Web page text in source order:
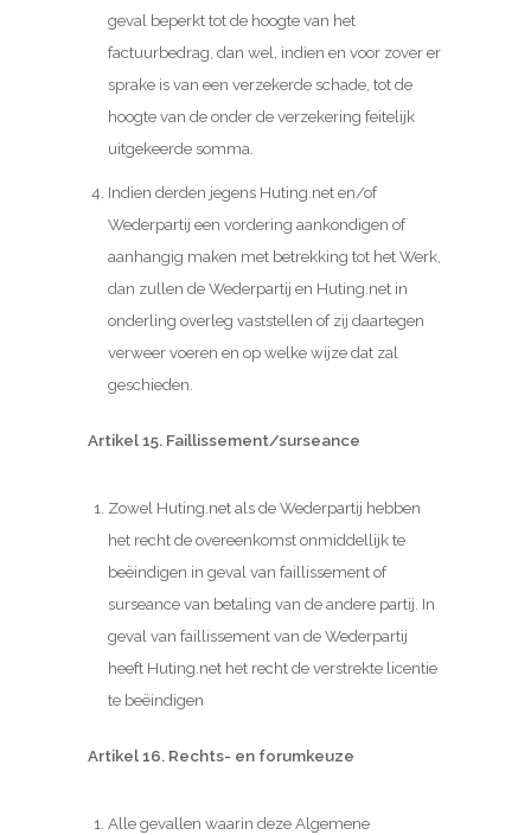
geval beperkt tot de hoogte van het
factuurbedrag, dan wel, indien en voor zover er
sprake is van een verzekerde schade, tot de
hoogte van de onder de verzekering feitelijk
uitgekeerde somma.
Indien derden jegens Huting.net en/of
Wederpartij een vordering aankondigen of
aanhangig maken met betrekking tot het Werk,
dan zullen de Wederpartij en Huting.net in
onderling overleg vaststellen of zij daartegen
verweer voeren en op welke wijze dat zal
geschieden.
Artikel 15. Faillissement/surseance
Zowel Huting.net als de Wederpartij hebben
het recht de overeenkomst onmiddellijk te
beëindigen in geval van faillissement of
surseance van betaling van de andere partij. In
geval van faillissement van de Wederpartij
heeft Huting.net het recht de verstrekte licentie
te beëindigen
Artikel 16. Rechts- en forumkeuze
Alle gevallen waarin deze Algemene